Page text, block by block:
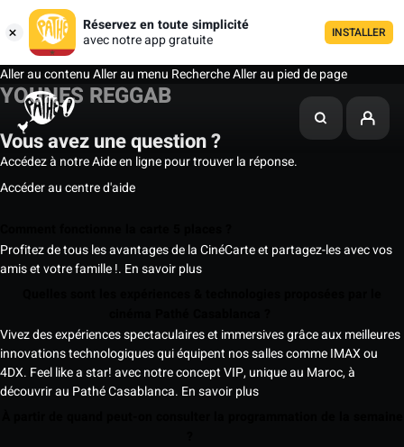
Réservez en toute simplicité
avec notre app gratuite
INSTALLER
Aller au contenuAller au menu RechercheAller au pied de page
YOUNES REGGAB
Vous avez une question ?
Accédez à notre Aide en ligne pour trouver la réponse.
Accéder au centre d'aide
Profitez de tous les avantages de la CinéCarte et partagez-les avec vos
amis et votre famille !. En savoir plus
Vivez des expériences spectaculaires et immersives grâce aux meilleures
innovations technologiques qui équipent nos salles comme IMAX ou
4DX. Feel like a star! avec notre concept VIP, unique au Maroc, à
découvrir au Pathé Casablanca. En savoir plus